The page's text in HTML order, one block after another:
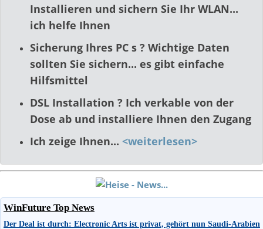
Installieren und sichern Sie Ihr WLAN...
ich helfe Ihnen
Sicherung Ihres PC s ? Wichtige Daten
sollten Sie sichern... es gibt einfache
Hilfsmittel
DSL Installation ? Ich verkable von der
Dose ab und installiere Ihnen den Zugang
Ich zeige Ihnen... <weiterlesen>
WinFuture Top News
Der Deal ist durch: Electronic Arts ist privat, gehört nun Saudi-Arabien